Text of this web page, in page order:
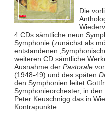
Die
4 CDs sämtliche neun
Symphonie (zunächst als
entstandenen
weiteren CD sämtliche
Ausnahme der Pastorale
(1948-49) und des späten
den Symphonien leitet
Symphonieorchester, in
Peter Keuschnigg das in
Kontrapunkte.